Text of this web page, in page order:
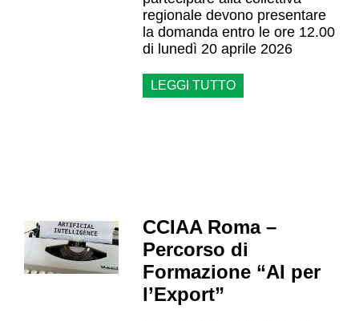
regionale devono presentare
la domanda entro le ore 12.00
di lunedì 20 aprile 2026
LEGGI TUTTO
CCIAA Roma –
Percorso di
Formazione “AI per
l’Export”